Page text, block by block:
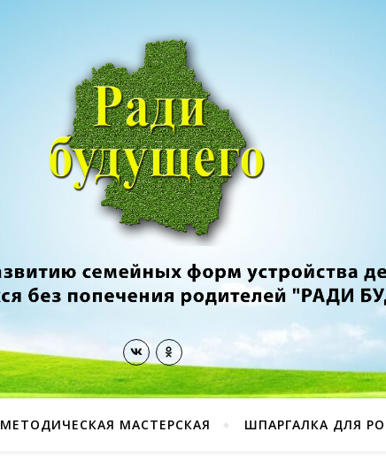
МЕТОДИЧЕСКАЯ МАСТЕРСКАЯ ШПАРГАЛКА ДЛЯ